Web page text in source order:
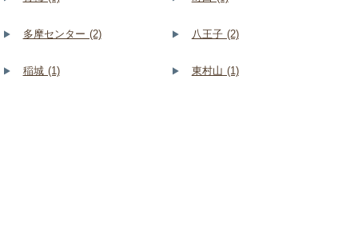
多摩センター (2) 八王子 (2)
稲城 (1) 東村山 (1)